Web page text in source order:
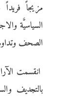
مزيجاً فريداً
السياسيَّة
الصحف
انقسمت
بالتجديف